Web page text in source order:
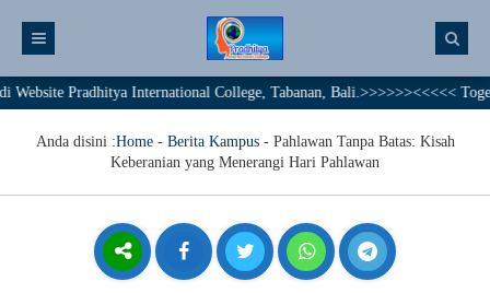
Pradhitya International College, Tabanan, Bali.>>>>>><<<<< Together
Anda disini :Home- Berita Kampus- Pahlawan Tanpa Batas: Kisah
Keberanian yang Menerangi Hari Pahlawan